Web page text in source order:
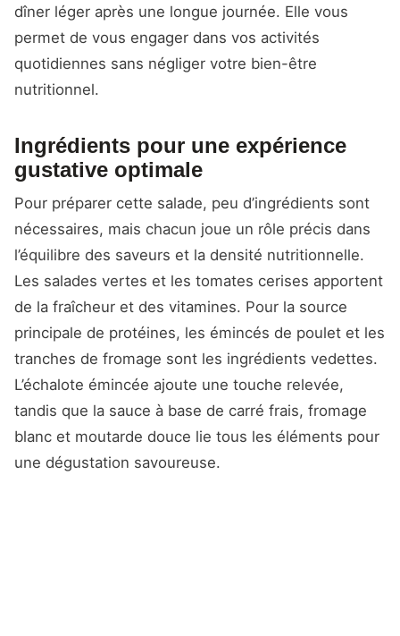
dîner léger après une longue journée. Elle vous
permet de vous engager dans vos activités
quotidiennes sans négliger votre bien-être
nutritionnel.
Ingrédients pour une expérience
gustative optimale
Pour préparer cette salade, peu d’ingrédients sont
nécessaires, mais chacun joue un rôle précis dans
l’équilibre des saveurs et la densité nutritionnelle.
Les salades vertes et les tomates cerises apportent
de la fraîcheur et des vitamines. Pour la source
principale de protéines, les émincés de poulet et les
tranches de fromage sont les ingrédients vedettes.
L’échalote émincée ajoute une touche relevée,
tandis que la sauce à base de carré frais, fromage
blanc et moutarde douce lie tous les éléments pour
une dégustation savoureuse.